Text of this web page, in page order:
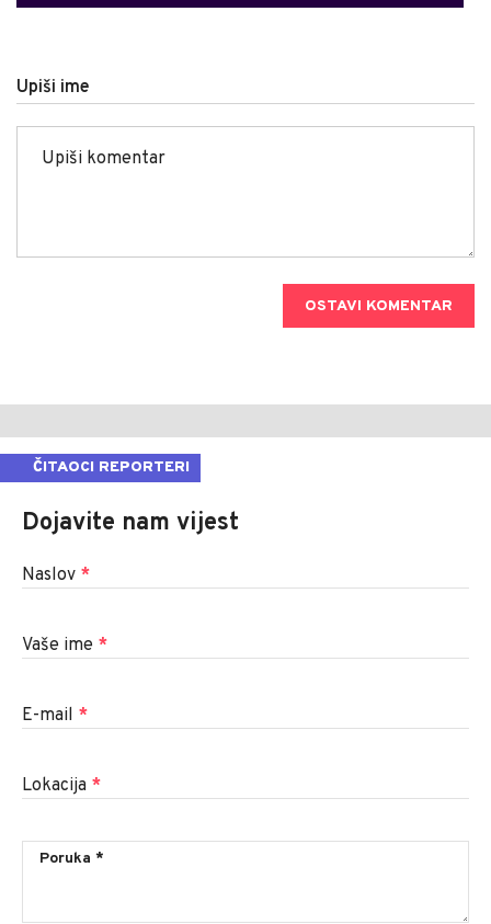
Upiši ime
OSTAVI KOMENTAR
ČITAOCI REPORTERI
Dojavite nam vijest
Naslov *
Vaše ime *
E-mail *
Lokacija *